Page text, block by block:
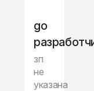
go
зп
не
указана